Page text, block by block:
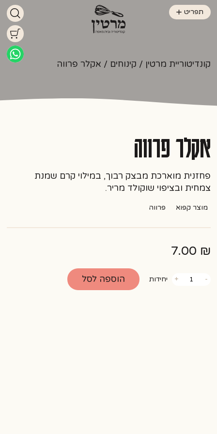
תפריט
קונדיטוריית מרטין / קינוחים / אקלר פרווה
אקלר פרווה
פחזנית מוארכת מבצק רבוך, במילוי קרם שמנת
צמחית ובציפוי שוקולד מריר.
מוצר קפוא פרווה
7.00 ₪
-של
+ יחידות הוספה לסל